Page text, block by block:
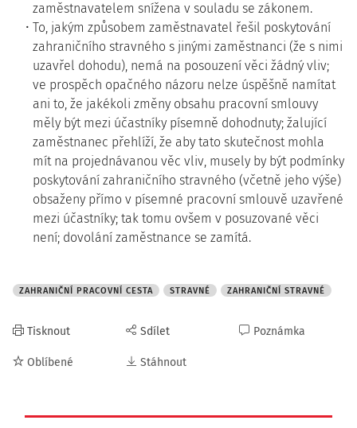
zaměstnavatelem snížena v souladu se zákonem.
To, jakým způsobem zaměstnavatel řešil poskytování
zahraničního stravného s jinými zaměstnanci (že s nimi
uzavřel dohodu), nemá na posouzení věci žádný vliv;
ve prospěch opačného názoru nelze úspěšně namítat
ani to, že jakékoli změny obsahu pracovní smlouvy
měly být mezi účastníky písemně dohodnuty; žalující
zaměstnanec přehlíží, že aby tato skutečnost mohla
mít na projednávanou věc vliv, musely by být podmínky
poskytování zahraničního stravného (včetně jeho výše)
obsaženy přímo v písemné pracovní smlouvě uzavřené
mezi účastníky; tak tomu ovšem v posuzované věci
není; dovolání zaměstnance se zamítá.
ZAHRANIČNÍ PRACOVNÍ CESTA STRAVNÉ ZAHRANIČNÍ STRAVNÉ
Tisknout
Oblíbené
Sdílet
Stáhnout
Poznámka